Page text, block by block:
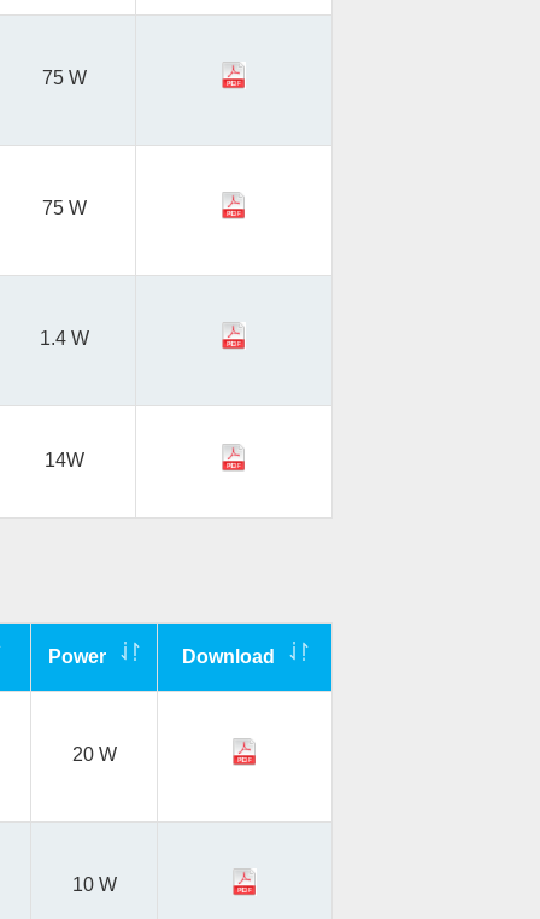
75 W
75 W
1.4 W
14W
Power Download
20 W
10 W